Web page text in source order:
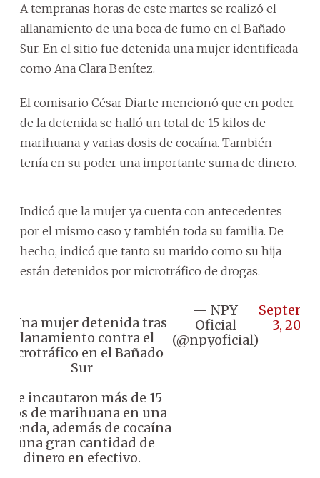
A tempranas horas de este martes se realizó el
allanamiento de una boca de fumo en el Bañado
Sur. En el sitio fue detenida una mujer identificada
como Ana Clara Benítez.
El comisario César Diarte mencionó que en poder
de la detenida se halló un total de 15 kilos de
marihuana y varias dosis de cocaína. También
tenía en su poder una importante suma de dinero.
Indicó que la mujer ya cuenta con antecedentes
por el mismo caso y también toda su familia. De
hecho, indicó que tanto su marido como su hija
están detenidos por microtráfico de drogas.
Una mujer detenida tras
allanamiento contra el
microtráfico en el Bañado
Sur
♦️ Se incautaron más de 15
de marihuana en una
además de cocaína
y una gran cantidad de
dinero en efectivo.
— NPY
Oficial
(@npyoficial)
3, 2024